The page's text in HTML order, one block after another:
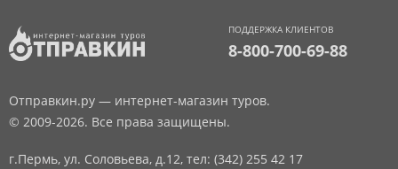
ПОДДЕРЖКА КЛИЕНТОВ
8-800-700-69-88
Отправкин.ру — интернет-магазин туров.
© 2009-2026. Все права защищены.
г.Пермь, ул. Соловьева, д.12, тел: (342) 255 42 17